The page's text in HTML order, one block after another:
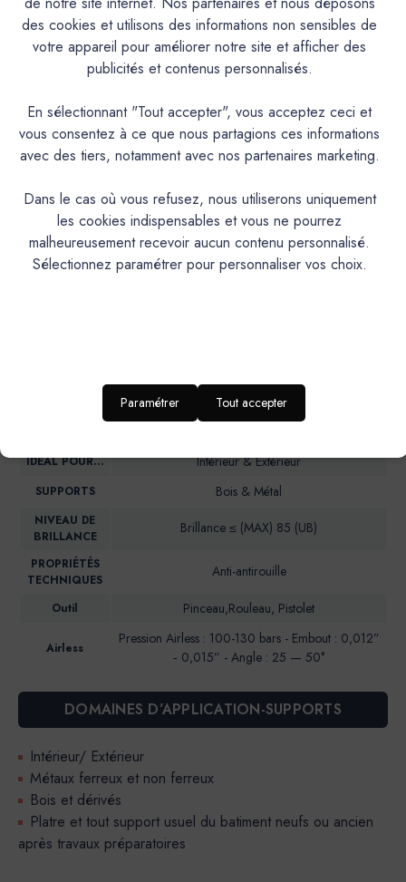
Caractéristiques
Documentation Technique
Couleurs & Échantillons
La Spéciale est une peinture Alkyde de protection et de
décoration pour les bois, métaux et tous supports usuels.
Intérieur/Extérieur. Excellent pouvoir couvrant et opacifiant.
Très bonne tenue et bon rendu. Excellente adhérence et
DESCRIPTION
Peinture en phase aqueuse à base de résines
IDEAL POUR… Intérieur & Extérieur
SUPPORTS Bois & Métal
NIVEAU DE
BRILLANCE
Brillance ≤ (MAX) 85 (UB)
PROPRIÉTÉS
TECHNIQUES
Anti-antirouille
Outil Pinceau,Rouleau, Pistolet
Airless
Pression Airless : 100-130 bars - Embout : 0,012”
‐ 0,015” - Angle : 25 — 50°
DOMAINES D’APPLICATION-SUPPORTS
Intérieur/ Extérieur
Métaux ferreux et non ferreux
Bois et dérivés
Platre et tout support usuel du batiment neufs ou ancien
après travaux préparatoires
des cookies et utilisons des informations non sensibles de
votre appareil pour améliorer notre site et afficher des
publicités et contenus personnalisés.
En sélectionnant "Tout accepter", vous acceptez ceci et
vous consentez à ce que nous partagions ces informations
avec des tiers, notamment avec nos partenaires marketing.
Dans le cas où vous refusez, nous utiliserons uniquement
les cookies indispensables et vous ne pourrez
malheureusement recevoir aucun contenu personnalisé.
Sélectionnez paramétrer pour personnaliser vos choix.
Paramétrer Tout accepter